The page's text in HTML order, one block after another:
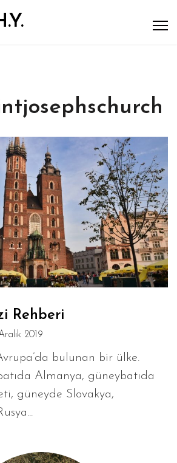
Rehberi
2019
bulunan bir ülke.
Almanya, güneybatıda
güneyde Slovakya,